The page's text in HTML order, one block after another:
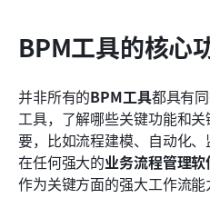
BPM工具的核心
并非所有的BPM工具都具有
工具，了解哪些关键功能和
要，比如流程建模、自动化
在任何强大的业务流程管理软
作为关键方面的强大工作流